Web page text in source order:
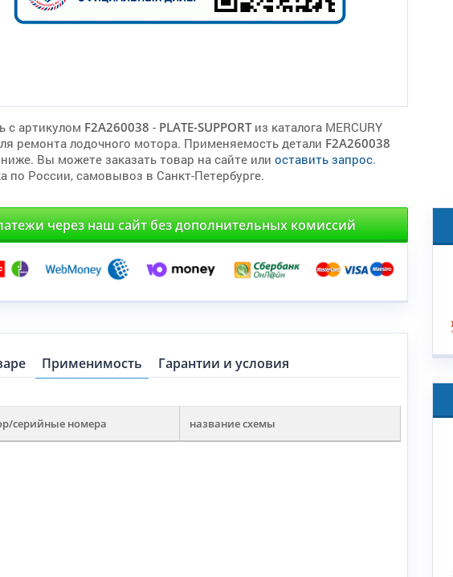
с артикулом F2A260038 - PLATE-SUPPORTиз каталога MERCURY
ремонта лодочного мотора. Применяемость детали F2A260038
Вы можете заказать товар на сайте или оставить запрос.
по России, самовывоз в Санкт-Петербурге.
через наш сайт без дополнительных комиссий
Применимость Гарантии и условия
серийные номера название схемы